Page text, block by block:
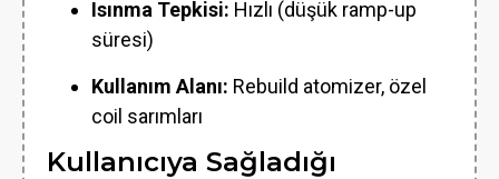
Isınma Tepkisi: Hızlı (düşük ramp-up
süresi)
Kullanım Alanı: Rebuild atomizer, özel
coil sarımları
Kullanıcıya Sağladığı